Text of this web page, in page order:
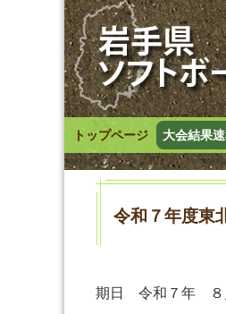
トップページ 大会結果
令和７年度東
期日 令和７年 ８